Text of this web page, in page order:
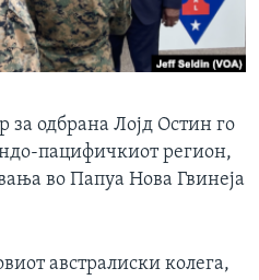
за одбрана Лојд Остин го
пацифичкиот регион,
во Папуа Нова Гвинеја
австралиски колега,